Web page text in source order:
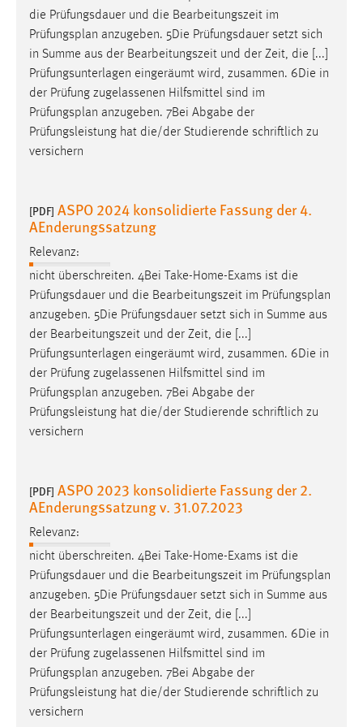
die Prüfungsdauer und die Bearbeitungszeit im
Prüfungsplan anzugeben. 5Die Prüfungsdauer setzt sich
in Summe aus der Bearbeitungszeit und der Zeit, die [...]
Prüfungsunterlagen eingeräumt wird, zusammen. 6Die in
der Prüfung zugelassenen Hilfsmittel sind im
Prüfungsplan anzugeben. 7Bei Abgabe der
Prüfungsleistung hat die/der Studierende schriftlich zu
versichern
[PDF] ASPO 2024 konsolidierte Fassung der 4.
AEnderungssatzung
Relevanz:
nicht überschreiten. 4Bei Take-Home-Exams ist die
Prüfungsdauer und die Bearbeitungszeit im Prüfungsplan
anzugeben. 5Die Prüfungsdauer setzt sich in Summe aus
der Bearbeitungszeit und der Zeit, die [...]
Prüfungsunterlagen eingeräumt wird, zusammen. 6Die in
der Prüfung zugelassenen Hilfsmittel sind im
Prüfungsplan anzugeben. 7Bei Abgabe der
Prüfungsleistung hat die/der Studierende schriftlich zu
versichern
[PDF] ASPO 2023 konsolidierte Fassung der 2.
AEnderungssatzung v. 31.07.2023
Relevanz:
nicht überschreiten. 4Bei Take-Home-Exams ist die
Prüfungsdauer und die Bearbeitungszeit im Prüfungsplan
anzugeben. 5Die Prüfungsdauer setzt sich in Summe aus
der Bearbeitungszeit und der Zeit, die [...]
Prüfungsunterlagen eingeräumt wird, zusammen. 6Die in
der Prüfung zugelassenen Hilfsmittel sind im
Prüfungsplan anzugeben. 7Bei Abgabe der
Prüfungsleistung hat die/der Studierende schriftlich zu
versichern